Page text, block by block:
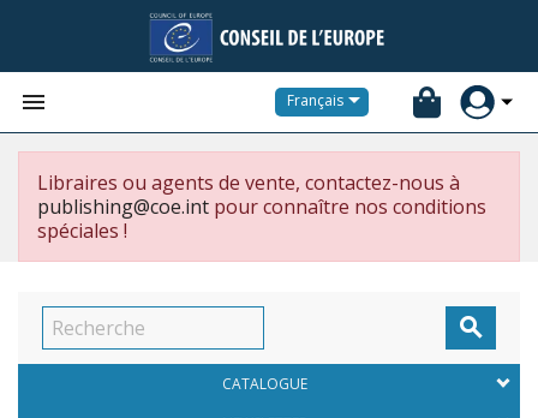
 Français
Libraires ou agents de vente, contactez-nous à
publishing@coe.int pour connaître nos conditions
spéciales !

CATALOGUE